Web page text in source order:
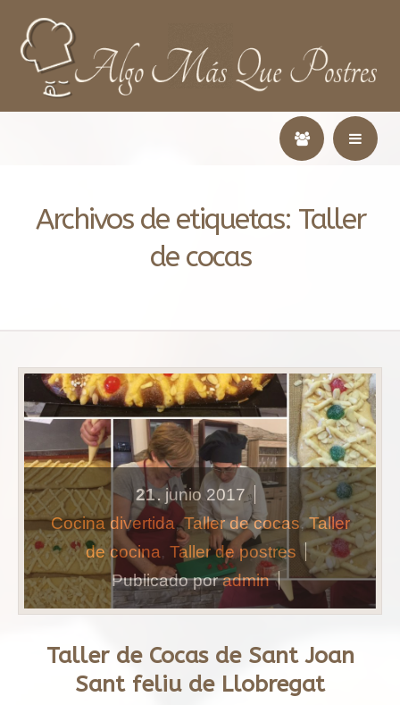
Archivos de etiquetas: Taller
de cocas
Taller de Cocas de Sant Joan
Sant feliu de Llobregat
21. junio 2017
Cocina divertida,Taller de cocas,Taller
de cocina, Taller de postres
Publicado poradmin